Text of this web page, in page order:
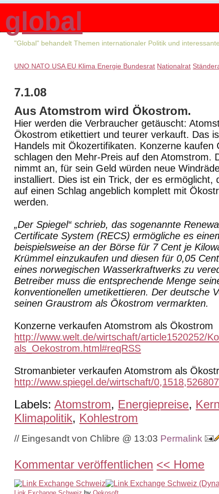
global
"Global" behandelt Themen internationaler Politik und
UNO NATO USA EU Klima Energie Bundesrat Nationalrat
7.1.08
Aus Atomstrom wird Ökostrom.
Hier werden die Verbraucher getäuscht:
Ökostrom etikettiert und teurer verkauft. Das
Handels mit Ökozertifikaten. Konzerne kaufen
schlagen den Mehr-Preis auf den Atomstrom.
nimmt an, für sein Geld würden neue
installiert. Dies ist ein Trick, der es ermöglicht,
auf einen Schlag angeblich komplett mit
werden.
„Der Spiegel“ schrieb, das sogenannte
Certificate System (RECS) ermögliche es
beispielsweise an der Börse für 7 Cent je
Krümmel einzukaufen und diesen für 0,05
eines norwegischen Wasserkraftwerks zu
Betreiber muss die entsprechende Menge
konventionellen umetikettieren. Der deutsche
seinen Graustrom als Ökostrom vermarkten.
Konzerne verkaufen Atomstrom als Ökostrom
http://www.welt.de/wirtschaft/article1520252/
als_Oekostrom.html#reqRSS
Stromanbieter verkaufen Atomstrom als
http://www.spiegel.de/wirtschaft/
Labels:Atomstrom, Energiepreise,
Klimapolitik, Kohlestrom
// Eingesandt von Chlibre @ 13:03 Permalink
Kommentar veröffentlichen << Home